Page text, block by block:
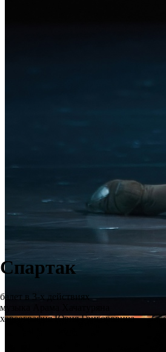
Спартак
балет в 3-х действиях
музыка Арама Хачатуряна
хореография Юрия Григоровича